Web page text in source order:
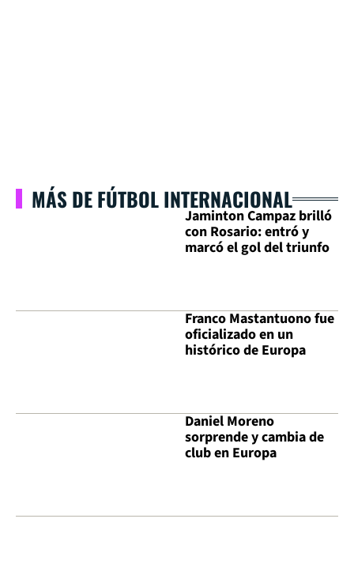
MÁS DE FÚTBOL INTERNACIONAL
Jaminton Campaz brilló
con Rosario: entró y
marcó el gol del triunfo
Franco Mastantuono fue
oficializado en un
histórico de Europa
Daniel Moreno
sorprende y cambia de
club en Europa